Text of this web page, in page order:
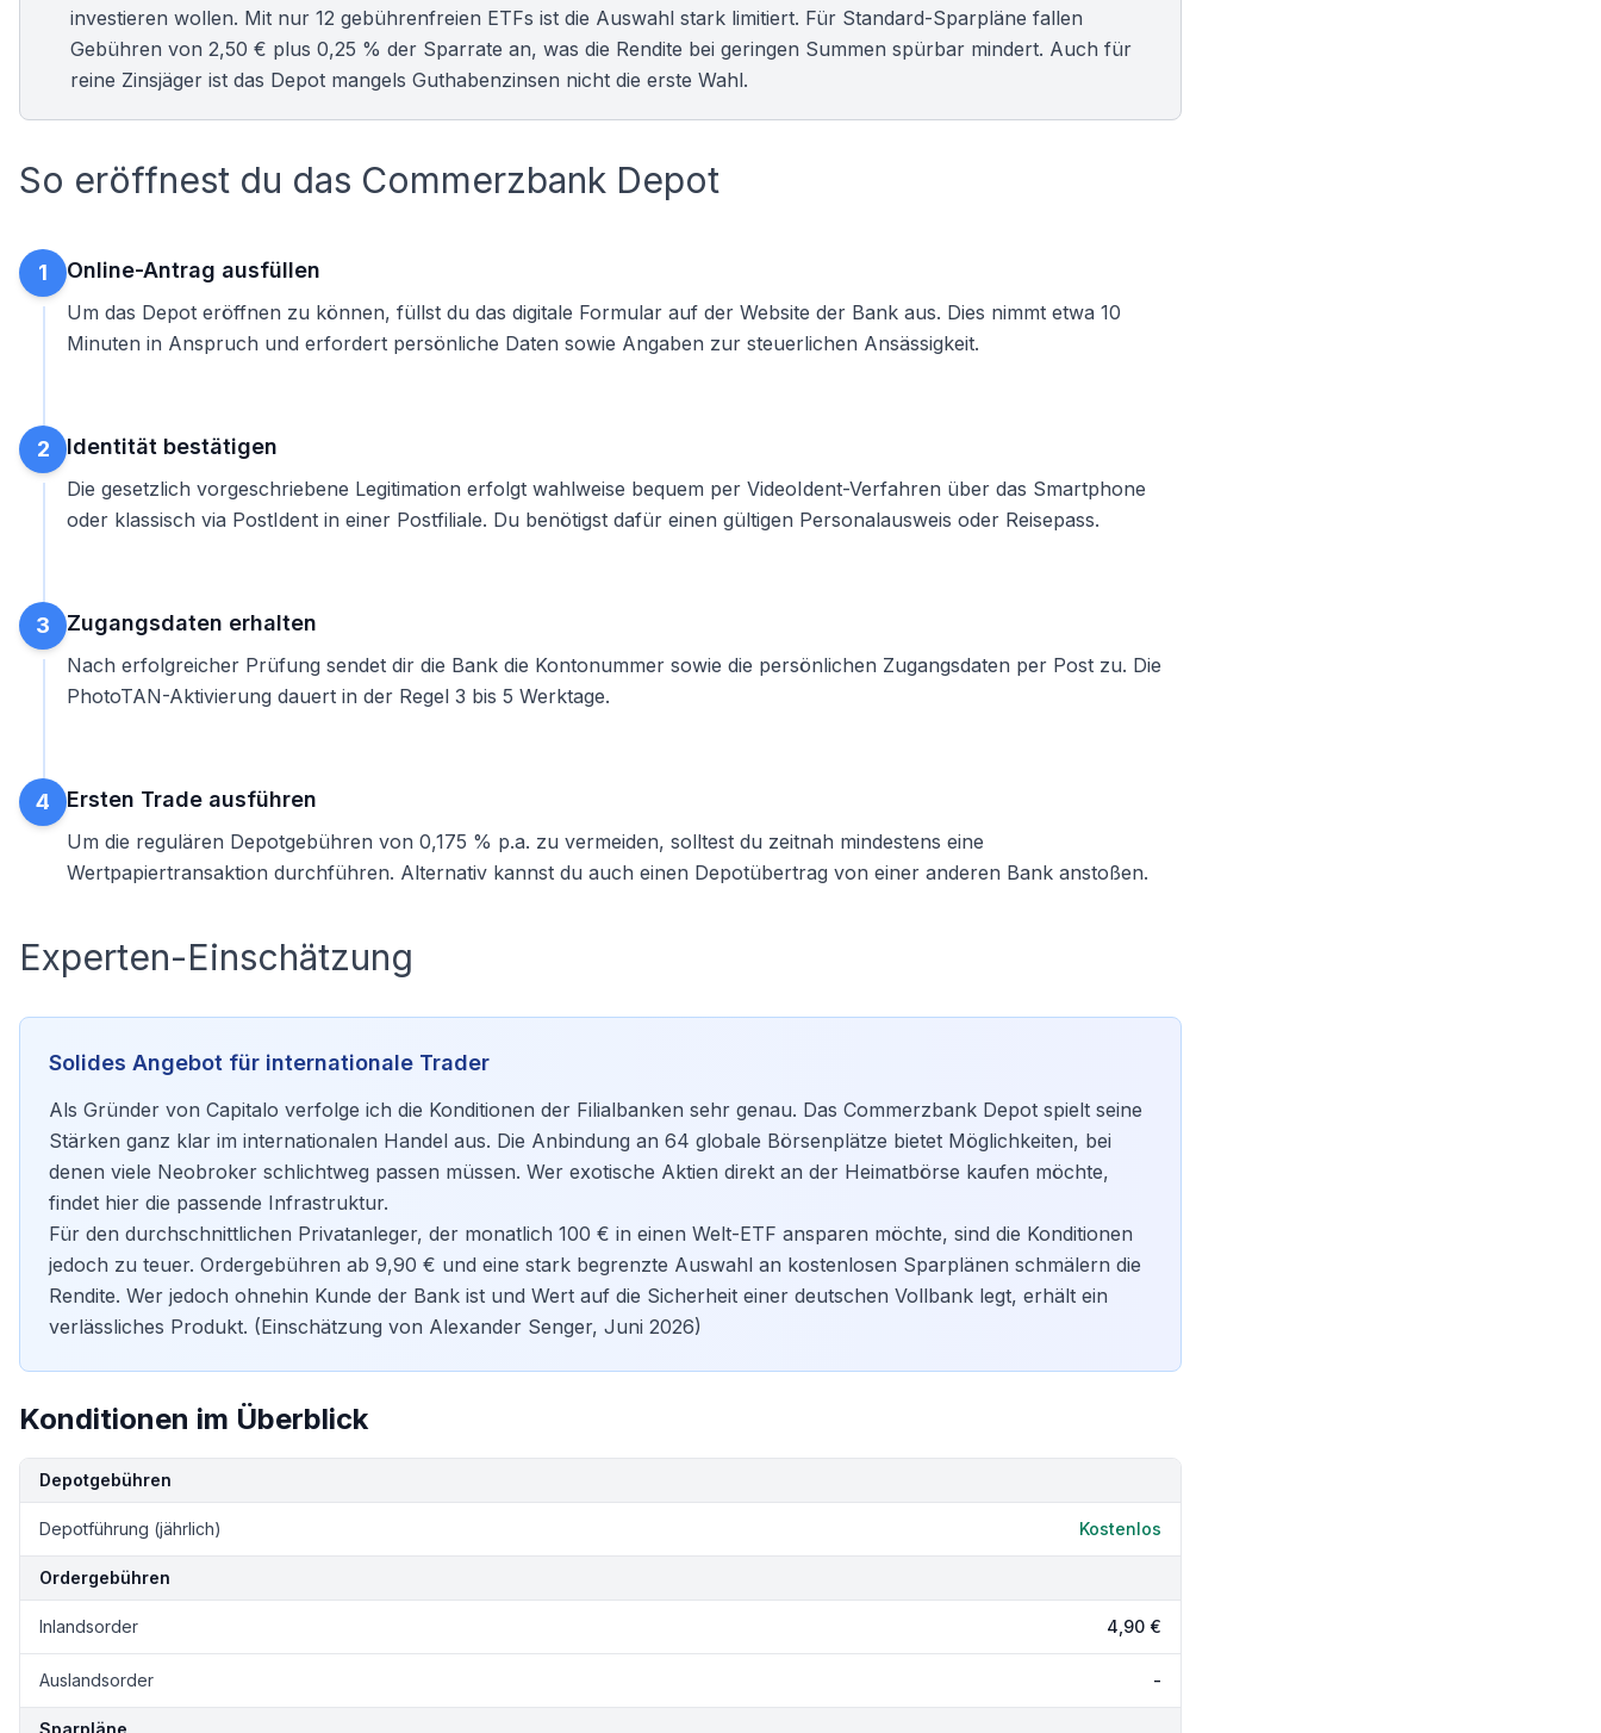
investieren wollen. Mit nur 12 gebührenfreien ETFs ist die Auswahl stark limitiert. Für Standard-Sparpläne fallen
Gebühren von 2,50 € plus 0,25 % der Sparrate an, was die Rendite bei geringen Summen spürbar mindert. Auch für
reine Zinsjäger ist das Depot mangels Guthabenzinsen nicht die erste Wahl.
So eröffnest du das Commerzbank Depot
1 Online-Antrag ausfüllen
Um das Depot eröffnen zu können, füllst du das digitale Formular auf der Website der Bank aus. Dies nimmt etwa 10
Minuten in Anspruch und erfordert persönliche Daten sowie Angaben zur steuerlichen Ansässigkeit.
2 Identität bestätigen
Die gesetzlich vorgeschriebene Legitimation erfolgt wahlweise bequem per VideoIdent-Verfahren über das Smartphone
oder klassisch via PostIdent in einer Postfiliale. Du benötigst dafür einen gültigen Personalausweis oder Reisepass.
3 Zugangsdaten erhalten
Nach erfolgreicher Prüfung sendet dir die Bank die Kontonummer sowie die persönlichen Zugangsdaten per Post zu. Die
PhotoTAN-Aktivierung dauert in der Regel 3 bis 5 Werktage.
4 Ersten Trade ausführen
Um die regulären Depotgebühren von 0,175 % p.a. zu vermeiden, solltest du zeitnah mindestens eine
Wertpapiertransaktion durchführen. Alternativ kannst du auch einen Depotübertrag von einer anderen Bank anstoßen.
Experten-Einschätzung
Solides Angebot für internationale Trader
Als Gründer von Capitalo verfolge ich die Konditionen der Filialbanken sehr genau. Das Commerzbank Depot spielt seine
Stärken ganz klar im internationalen Handel aus. Die Anbindung an 64 globale Börsenplätze bietet Möglichkeiten, bei
denen viele Neobroker schlichtweg passen müssen. Wer exotische Aktien direkt an der Heimatbörse kaufen möchte,
findet hier die passende Infrastruktur.
Für den durchschnittlichen Privatanleger, der monatlich 100 € in einen Welt-ETF ansparen möchte, sind die Konditionen
jedoch zu teuer. Ordergebühren ab 9,90 € und eine stark begrenzte Auswahl an kostenlosen Sparplänen schmälern die
Rendite. Wer jedoch ohnehin Kunde der Bank ist und Wert auf die Sicherheit einer deutschen Vollbank legt, erhält ein
verlässliches Produkt. (Einschätzung von Alexander Senger, Juni 2026)
Konditionen im Überblick
KonditionDetails
Depotgebühren
Depotführung (jährlich) Kostenlos
Ordergebühren
Inlandsorder 4,90 €
Auslandsorder -
Sparpläne